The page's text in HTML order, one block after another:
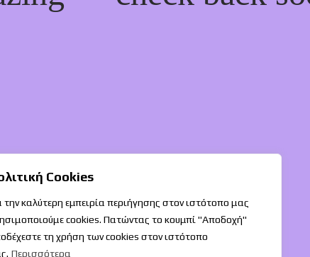
Cookies
την καλύτερη εμπειρία περιήγησης στον ιστότοπο μας
cookies. Πατώντας το κουμπί "Αποδοχή"
τη χρήση των cookies στον ιστότοπο
Περισσότερα